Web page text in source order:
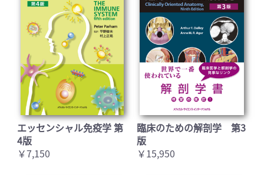
エッセンシャル免疫学 第
4版
￥7,150
臨床のための解剖学 第3
版
￥15,950